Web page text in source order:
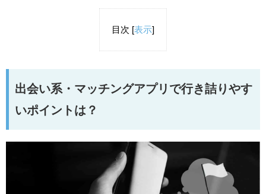
目次 [表示]
出会い系・マッチングアプリで行き詰りやす
いポイントは？